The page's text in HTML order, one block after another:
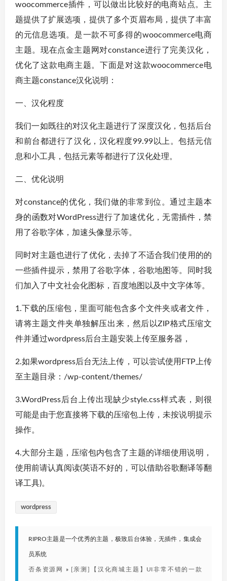
woocommerce插件，可以做出比较好的电商站点。主
题提供了扩展选项，提供了多个页眉布局，提供了丰富
的元信息选项。是一款不可多得的woocommerce电商
主题。现在点金主题网对constance进行了完美汉化，
优化了这款电商主题。下面是对这款woocommerce电
商主题constance汉化说明：
一、汉化程度
我们一如既往的对汉化主题进行了深度汉化，包括后台
和前台都进行了汉化，汉化程度99.99以上。包括元信
息和小工具，包括元素等都进行了汉化处理。
二、优化说明
对constance的优化，我们做的非常到位。通过主题本
身的函数对WordPress进行了加速优化，无需插件，禁
用了谷歌字体，加速头像显示等。
同时对主题也进行了优化，去掉了不适合我们使用的的
一些插件提示，禁用了谷歌字体，谷歌地图等。同时我
们加入了中文社会化图标，百度地图以及中文字体等。
1.下载的压缩包，里面可能包含多个文件夹或者文件，
请将主题文件夹单独解压出来，然后以ZIP格式压缩文
件并通过wordpress后台主题安装上传至服务器，
2.如果wordpress后台无法上传，可以尝试使用FTP上传
至主题目录：/wp-content/themes/
3.WordPress后台上传出现缺少style.css样式表，则很
可能是由于您直接将下载的压缩包上传，未按说明提示
操作。
4.大部分主题，压缩包内包含了主题的详细使用说明，
使用前请认真阅读(英语不好的，可以借助谷歌翻译等翻
译工具)。
wordpress
RIPRO主题是一个优秀的主题，极致后台体验，无插件，集成会
员系统
否条资源网 » [亲测]【汉化商城主题】UI非常不错的一款